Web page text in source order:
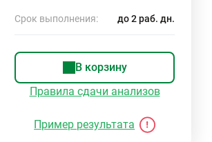
Срок выполнения: до 2 раб. дн.
В корзину
Правила сдачи анализов
Пример результата